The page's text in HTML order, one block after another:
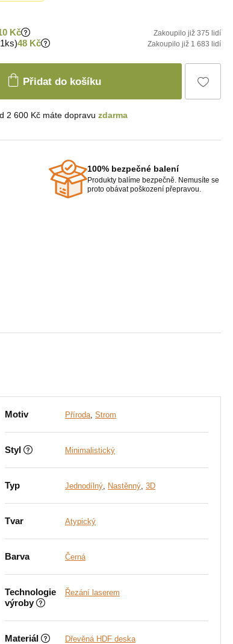
Kč Zakoupilo již 375 lidí
48 Kč Zakoupilo již 1 683 lidí
Přidat do košíku
2 600 Kč máte dopravu zdarma
100% bezpečné balení
Produkty balíme bezpečně. Nemusíte se
proto obávat poškození přepravou.
Motiv Příroda, Strom
Styl Minimalistický
Typ Jednodílný, Nastěnný, 3D
Tvar Atypický
Barva Černá
Technologie
výroby
Řezání laserem
Materiál Dřevěná HDF deska